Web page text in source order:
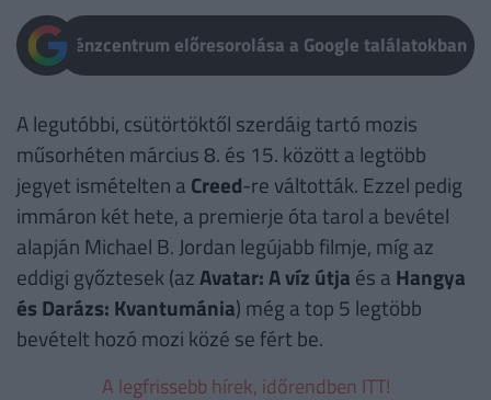
Pénzcentrum előresorolása a Google találatokban
A legutóbbi, csütörtöktől szerdáig tartó mozis
műsorhéten március 8. és 15. között a legtöbb
jegyet ismételten a Creed-re váltották. Ezzel pedig
immáron két hete, a premierje óta tarol a bevétel
alapján Michael B. Jordan legújabb filmje, míg az
eddigi győztesek (azAvatar: A víz útja és a Hangya
és Darázs: Kvantumánia) még a top 5 legtöbb
bevételt hozó mozi közé se fért be.
A legfrissebb hírek, időrendben ITT!